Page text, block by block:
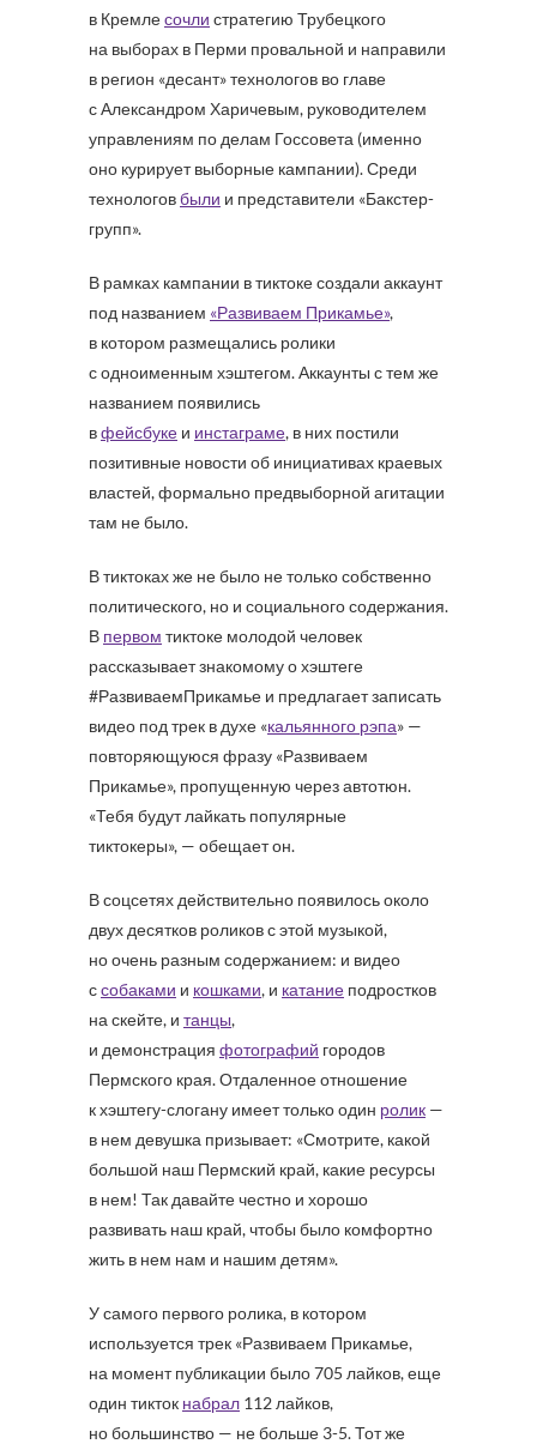
в Кремлесочли стратегию Трубецкого
на выборах в Перми провальной и направили
в регион «десант» технологов во главе
с Александром Харичевым, руководителем
управлениям по делам Госсовета (именно
оно курирует выборные кампании). Среди
технологовбыли и представители «Бакстер-
групп».
В рамках кампании в тиктоке создали аккаунт
под названием «Развиваем Прикамье»,
в котором размещались ролики
с одноименным хэштегом. Аккаунты с тем же
названием появились
вфейсбуке и инстаграме, в них постили
позитивные новости об инициативах краевых
властей, формально предвыборной агитации
там не было.
В тиктоках же не было не только собственно
политического, но и социального содержания.
В первом тиктоке молодой человек
рассказывает знакомому о хэштеге
#РазвиваемПрикамье и предлагает записать
видео под трек в духе «кальянного рэпа» —
повторяющуюся фразу «Развиваем
Прикамье», пропущенную через автотюн.
«Тебя будут лайкать популярные
тиктокеры», — обещает он.
В соцсетях действительно появилось около
двух десятков роликов с этой музыкой,
но очень разным содержанием: и видео
ссобаками и кошками, и катание подростков
на скейте, и танцы,
и демонстрация фотографий городов
Пермского края. Отдаленное отношение
к хэштегу-слогану имеет только один ролик —
в нем девушка призывает: «Смотрите, какой
большой наш Пермский край, какие ресурсы
в нем! Так давайте честно и хорошо
развивать наш край, чтобы было комфортно
жить в нем нам и нашим детям».
У самого первого ролика, в котором
используется трек «Развиваем Прикамье,
на момент публикации было 705 лайков, еще
один тикток набрал 112 лайков,
но большинство — не больше 3-5. Тот же